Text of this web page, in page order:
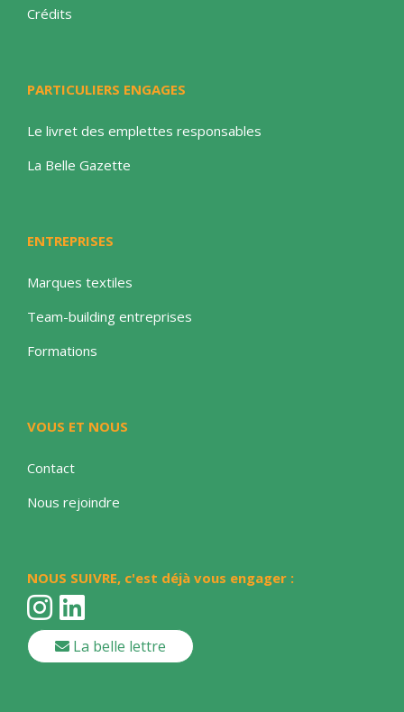
Crédits
PARTICULIERS ENGAGES
Le livret des emplettes responsables
La Belle Gazette
ENTREPRISES
Marques textiles
Team-building entreprises
Formations
VOUS ET NOUS
Contact
Nous rejoindre
NOUS SUIVRE, c'est déjà vous engager :
La belle lettre